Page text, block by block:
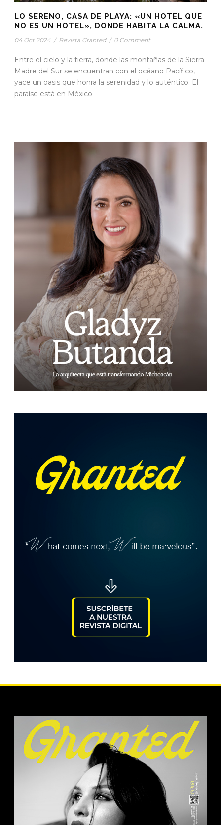
LO SERENO, CASA DE PLAYA: «UN HOTEL QUE
NO ES UN HOTEL», DONDE HABITA LA CALMA.
04 Oct 2024 / Revista Granted / 0 Comment
Entre el cielo y la tierra, donde las montañas de la Sierra
Madre del Sur se encuentran con el océano Pacífico,
yace un oasis que honra la serenidad y lo auténtico. El
paraíso está en México.